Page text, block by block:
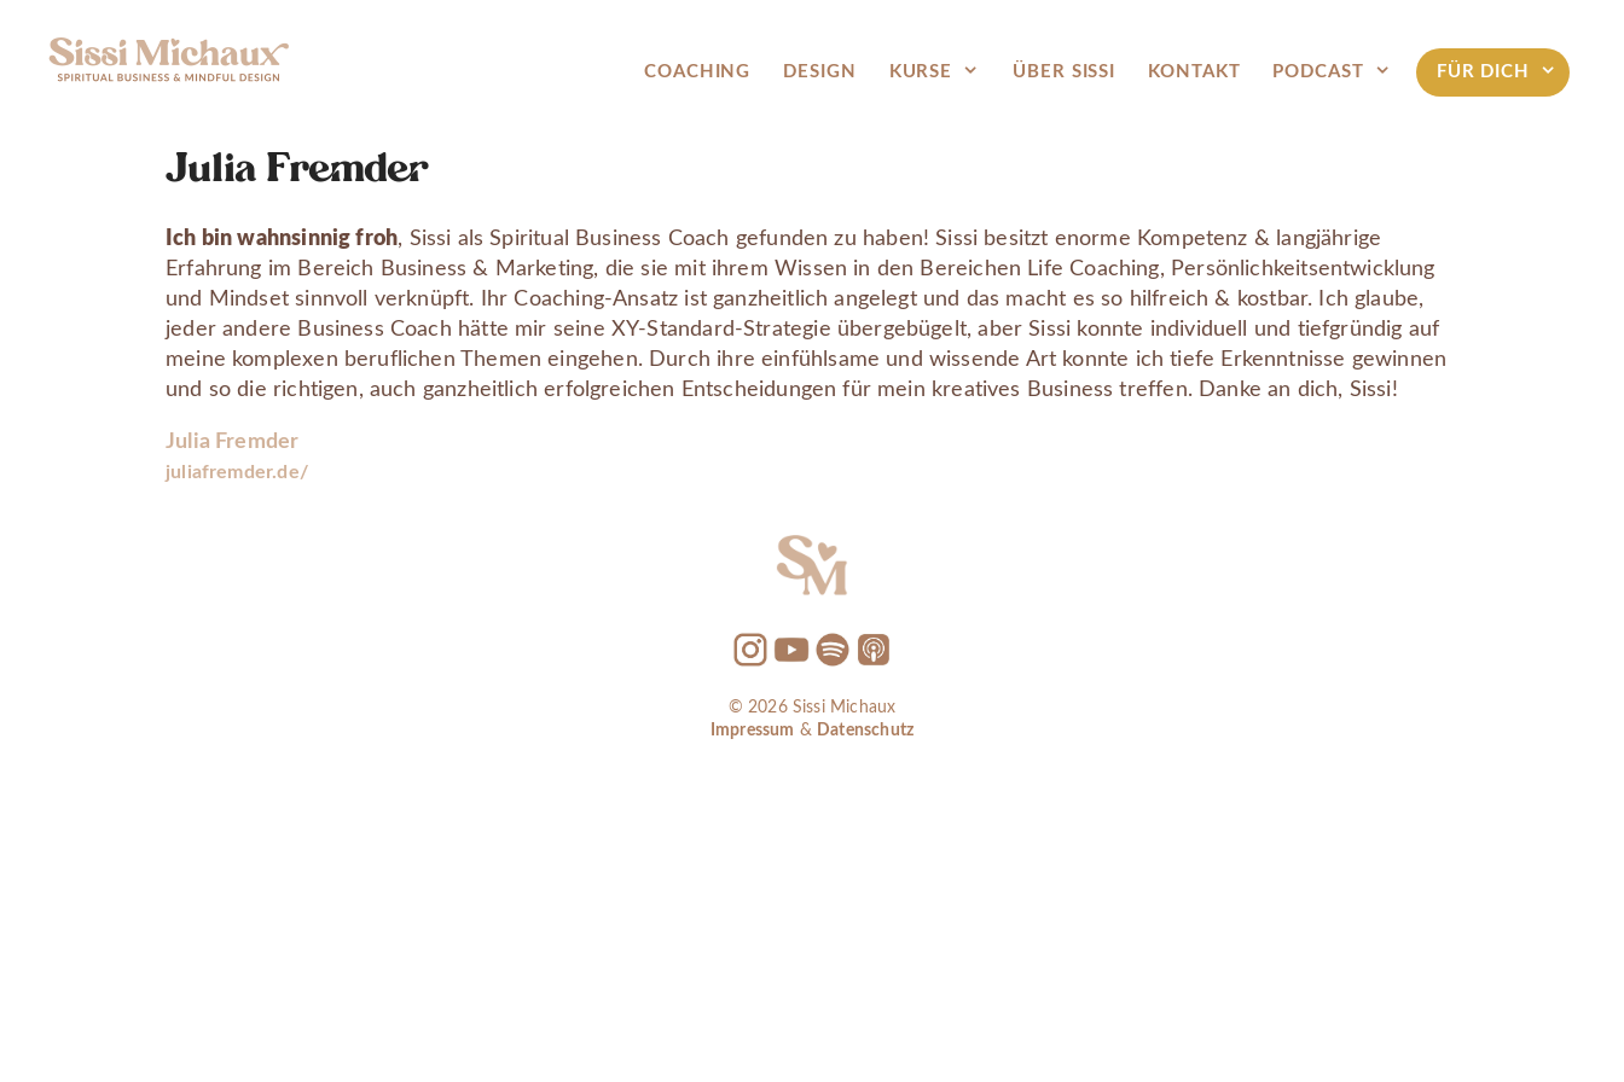
Inhalt
springen
COACHING DESIGN KURSE ÜBER SISSI KONTAKT PODCAST FÜR DICH
Julia Fremder
Ich bin wahnsinnig froh, Sissi als Spiritual Business Coach gefunden zu haben! Sissi besitzt enorme Kompetenz & langjährige
Erfahrung im Bereich Business & Marketing, die sie mit ihrem Wissen in den Bereichen Life Coaching, Persönlichkeitsentwicklung
und Mindset sinnvoll verknüpft. Ihr Coaching-Ansatz ist ganzheitlich angelegt und das macht es so hilfreich & kostbar. Ich glaube,
jeder andere Business Coach hätte mir seine XY-Standard-Strategie übergebügelt, aber Sissi konnte individuell und tiefgründig auf
meine komplexen beruflichen Themen eingehen. Durch ihre einfühlsame und wissende Art konnte ich tiefe Erkenntnisse gewinnen
und so die richtigen, auch ganzheitlich erfolgreichen Entscheidungen für mein kreatives Business treffen. Danke an dich, Sissi!
Julia Fremder
juliafremder.de/
© 2026 Sissi Michaux
Impressum & Datenschutz